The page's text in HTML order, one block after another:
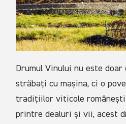
Drumul Vinului nu este
străbați cu mașina, ci o
tradițiilor viticole
printre dealuri și vii, acest